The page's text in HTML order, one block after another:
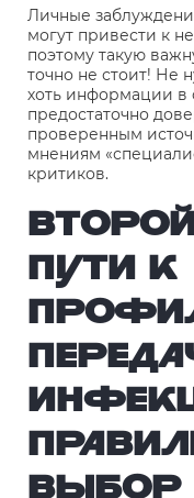
Личные
могут привести к
поэтому такую
точно не стоит! Не
хоть информации
предостаточно
проверенным
мнениям
критиков.
ПУТИ К
ВЫБОР